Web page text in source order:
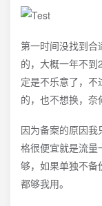
第一时间没找到
的，大概一年不
定是不乐意了，
的，也不想换，奈
因为备案的原因
格很便宜就是流量
够，如果单独不备
都够我用。